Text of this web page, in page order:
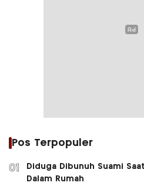
Pos Terpopuler
01
Diduga Dibunuh Suami
Dalam Rumah